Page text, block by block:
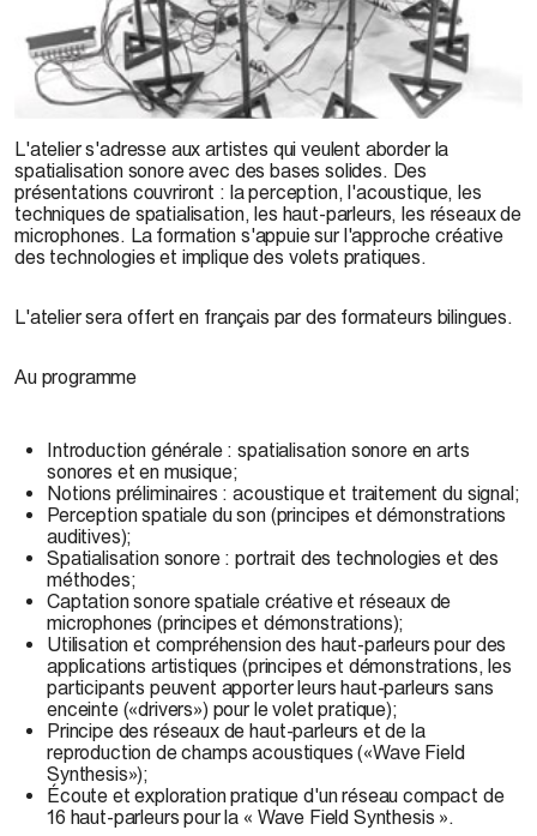
L'atelier s'adresse aux artistes qui veulent aborder la
spatialisation sonore avec des bases solides. Des
présentations couvriront : la perception, l'acoustique, les
techniques de spatialisation, les haut-parleurs, les réseaux de
microphones. La formation s'appuie sur l'approche créative
des technologies et implique des volets pratiques.
L'atelier sera offert en français par des formateurs bilingues.
Au programme
Introduction générale : spatialisation sonore en arts
sonores et en musique;
Notions préliminaires : acoustique et traitement du signal;
Perception spatiale du son (principes et démonstrations
auditives);
Spatialisation sonore : portrait des technologies et des
méthodes;
Captation sonore spatiale créative et réseaux de
microphones (principes et démonstrations);
Utilisation et compréhension des haut-parleurs pour des
applications artistiques (principes et démonstrations, les
participants peuvent apporter leurs haut-parleurs sans
enceinte («drivers») pour le volet pratique);
Principe des réseaux de haut-parleurs et de la
reproduction de champs acoustiques («Wave Field
Synthesis»);
Écoute et exploration pratique d'un réseau compact de
16 haut-parleurs pour la « Wave Field Synthesis ».